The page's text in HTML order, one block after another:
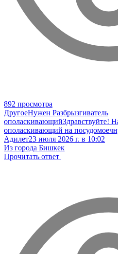
892 просмотра
ДругоеНужен Разбрызгиватель
ополаскивающийЗдравствуйте!
ополаскивающий на
Адилет23 июля 2026 г. в 10:02
Из города Бишкек
Прочитать ответ